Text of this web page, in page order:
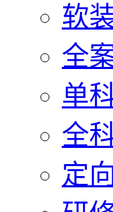
软
全
单
全
定